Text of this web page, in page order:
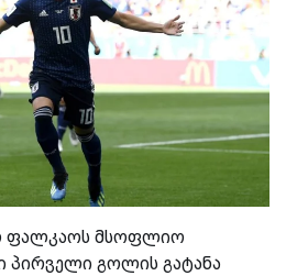
ფალკაოს მსოფლიო
პირველი გოლის გატანა